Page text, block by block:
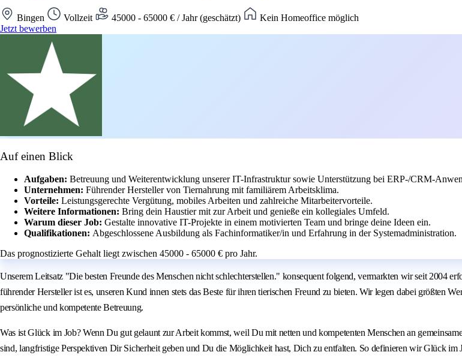
Bingen Vollzeit 45000 - 65000 € / Jahr (geschätzt)
Kein Homeoffice möglich
Jetzt bewerben
Auf einen Blick
Aufgaben: Betreuung und Weiterentwicklung unserer IT-Infrastruktur sowie Unterstützung bei ERP-/CRM-
Unternehmen: Führender Hersteller von Tiernahrung mit familiärem Arbeitsklima.
Vorteile: Leistungsgerechte Vergütung, mobiles Arbeiten und zahlreiche Mitarbeitervorteile.
Weitere Informationen: Bring dein Haustier mit zur Arbeit und genieße ein kollegiales Umfeld.
Warum dieser Job: Gestalte innovative IT-Projekte in einem motivierten Team und bringe deine Ideen ein.
Qualifikationen: Abgeschlossene Ausbildung als Fachinformatiker/in und Erfahrung in der Systemadministration.
Das prognostizierte Gehalt liegt zwischen 45000 - 65000 € pro Jahr.
Unserem Leitsatz "Die besten Freunde des Menschen nicht schlechterstellen." konsequent folgend, vermarkten wir seit 2004
führender Hersteller ist es, unseren Kund innen stets das Beste für ihren tierischen Freund zu bieten. Wir legen dabei größten
persönliche und kompetente Betreuung.
Was ist Glück im Job? Wenn Du gut gelaunt zur Arbeit kommst, weil Du mit netten und kompetenten Menschen an
sind, langfristige Perspektiven Dir Sicherheit geben und Du die Möglichkeit hast, Dich zu entfalten. So definieren wir Glück